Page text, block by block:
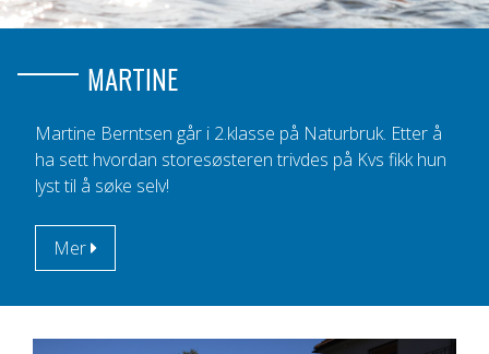
MARTINE
Martine Berntsen går i 2.klasse på Naturbruk. Etter å
ha sett hvordan storesøsteren trivdes på Kvs fikk hun
lyst til å søke selv!
Mer